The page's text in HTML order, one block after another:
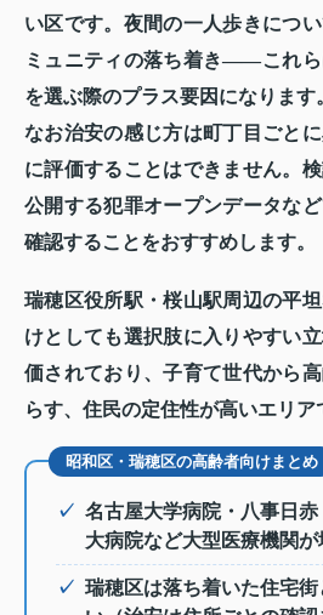
い区です。夜間の一人歩きにつ
ミュニティの落ち着き——これ
を選ぶ際のプラス要因になります
なお治安の感じ方は町丁目ごと
に評価することはできません。
公開する犯罪オープンデータな
確認することをおすすめします。
瑞穂区役所駅・桜山駅周辺の平
けとしても選択肢に入りやすい
価されており、子育て世代から
らす、住民の定住性が高いエリア
昭和区・瑞穂区の高齢者向けまとめ
✓ 名古屋大学病院・八事日
大病院など大型医療機関
✓ 瑞穂区は落ち着いた住宅